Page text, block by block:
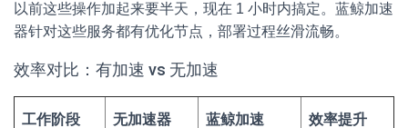
以前这些操作加起来要半天，现在 1 小时内搞定。蓝鲸加速
器针对这些服务都有优化节点，部署过程丝滑流畅。
效率对比：有加速 vs 无加速
工作阶段 无加速器 蓝鲸加速 效率提升